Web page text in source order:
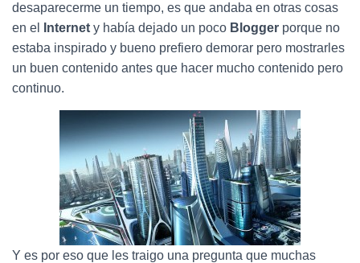
E
G
C
I
desaparecerme un tiempo, es que andaba en otras cosas
en el
Internet y había dejado un poco Blogger porque no
estaba inspirado y bueno prefiero demorar pero mostrarles
un buen contenido antes que hacer mucho contenido pero
continuo.
Y es por eso que les traigo una pregunta que muchas